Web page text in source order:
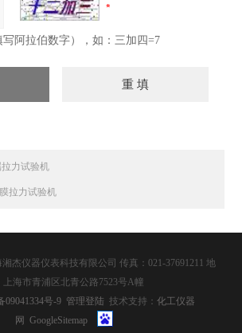
阿拉伯数字），如：三加四=7
拉力试验机
拉力试验机
杰仪器仪表科技有限公司 传真：021-37691211 地
上海市青浦区北青公路7523号A幢
09041334号-9 管理登陆 技术支持： 化工仪器
网 GoogleSitemap